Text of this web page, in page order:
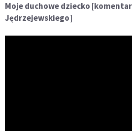
Moje duchowe dziecko
Jędrzejewskiego]